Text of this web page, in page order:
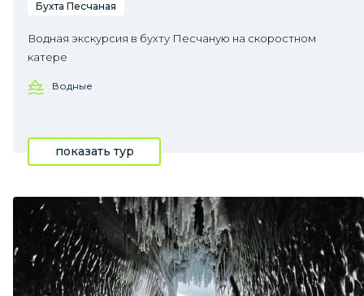
Бухта Песчаная
Водная экскурсия в бухту Песчаную на скоростном
катере
Водные
показать тур